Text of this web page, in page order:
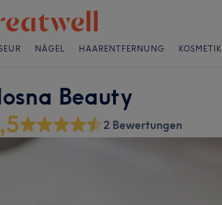
NÄGEL HAARENTFERNUNG KOSMETIK
Beauty
2 Bewertungen